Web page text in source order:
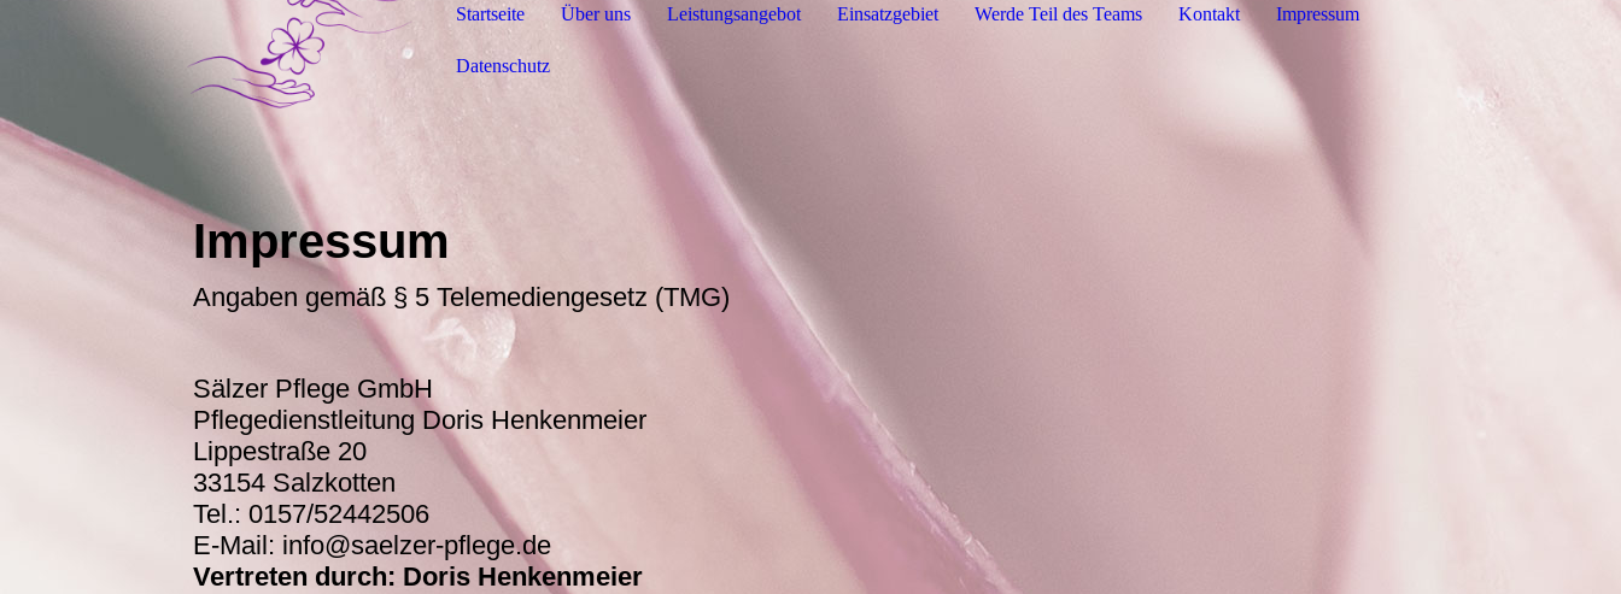
Startseite Über uns Leistungsangebot Einsatzgebiet Werde Teil des Teams Kontakt Impressum
Datenschutz
Impressum
Angaben gemäß § 5 Telemediengesetz (TMG)
Sälzer Pflege GmbH
Pflegedienstleitung Doris Henkenmeier
Lippestraße 20
33154 Salzkotten
Tel.: 0157/52442506
E-Mail: info@saelzer-pflege.de
Vertreten durch: Doris Henkenmeier